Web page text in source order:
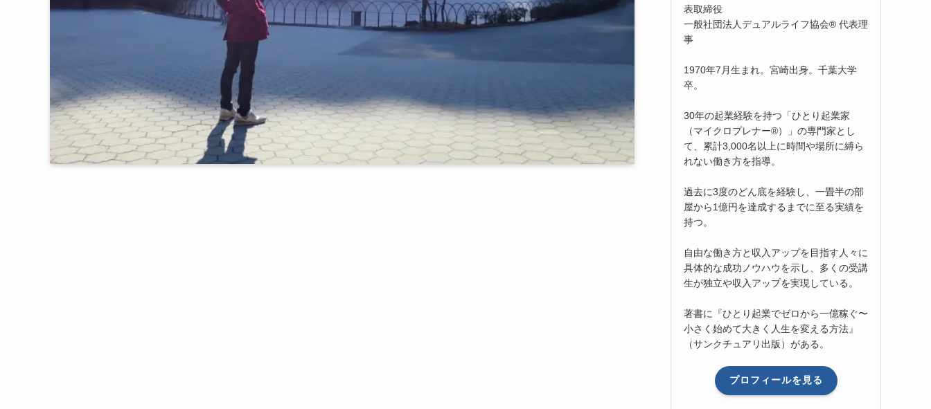
表取締役
一般社団法人デュアルライフ協会® 代表理
事
1970年7月生まれ。宮崎出身。千葉大学
卒。
30年の起業経験を持つ「ひとり起業家
（マイクロプレナー®）」の専門家とし
て、累計3,000名以上に時間や場所に縛ら
れない働き方を指導。
過去に3度のどん底を経験し、一畳半の部
屋から1億円を達成するまでに至る実績を
持つ。
自由な働き方と収入アップを目指す人々に
具体的な成功ノウハウを示し、多くの受講
生が独立や収入アップを実現している。
著書に『ひとり起業でゼロから一億稼ぐ〜
小さく始めて大きく人生を変える方法』
（サンクチュアリ出版）がある。
プロフィールを見る